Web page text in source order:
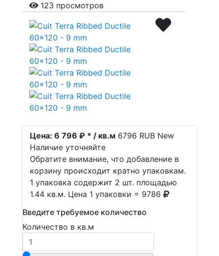
123 просмотров
Цена: 6 796 ₽ * / кв.м 6796 RUB New
Наличие уточняйте
Обратите внимание, что добавление в
корзину происходит кратно упаковкам.
1 упаковка содержит 2 шт. площадью
1.44 кв.м. Цена 1 упаковки = 9786
Введите требуемое количество
Количество в кв.м